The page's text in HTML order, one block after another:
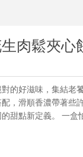
肉鬆夾心
的好滋味，集結老
，滑順香濃帶著些
甜點新定義。 一盒